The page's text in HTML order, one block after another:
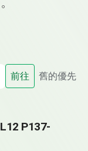
前往 舊的優先
P137-